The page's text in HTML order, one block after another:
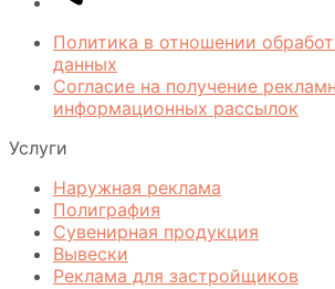
Политика в отношении
данных
Согласие на получение
информационных рассылок
Услуги
Наружная реклама
Полиграфия
Сувенирная продукция
Вывески
Реклама для застройщиков